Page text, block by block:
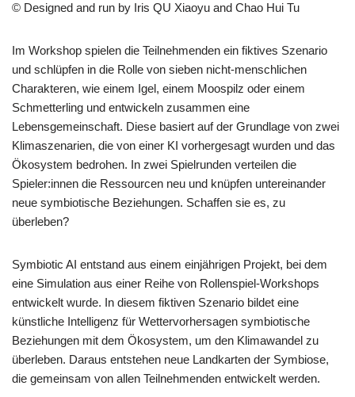
© Designed and run by Iris QU Xiaoyu and Chao Hui Tu
Im Workshop spielen die Teilnehmenden ein fiktives Szenario
und schlüpfen in die Rolle von sieben nicht-menschlichen
Charakteren, wie einem Igel, einem Moospilz oder einem
Schmetterling und entwickeln zusammen eine
Lebensgemeinschaft. Diese basiert auf der Grundlage von zwei
Klimaszenarien, die von einer KI vorhergesagt wurden und das
Ökosystem bedrohen. In zwei Spielrunden verteilen die
Spieler:innen die Ressourcen neu und knüpfen untereinander
neue symbiotische Beziehungen. Schaffen sie es, zu
überleben?
Symbiotic AI entstand aus einem einjährigen Projekt, bei dem
eine Simulation aus einer Reihe von Rollenspiel-Workshops
entwickelt wurde. In diesem fiktiven Szenario bildet eine
künstliche Intelligenz für Wettervorhersagen symbiotische
Beziehungen mit dem Ökosystem, um den Klimawandel zu
überleben. Daraus entstehen neue Landkarten der Symbiose,
die gemeinsam von allen Teilnehmenden entwickelt werden.